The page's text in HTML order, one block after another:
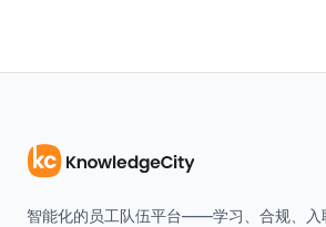
智能化的员工队伍平台——学习、合规、入